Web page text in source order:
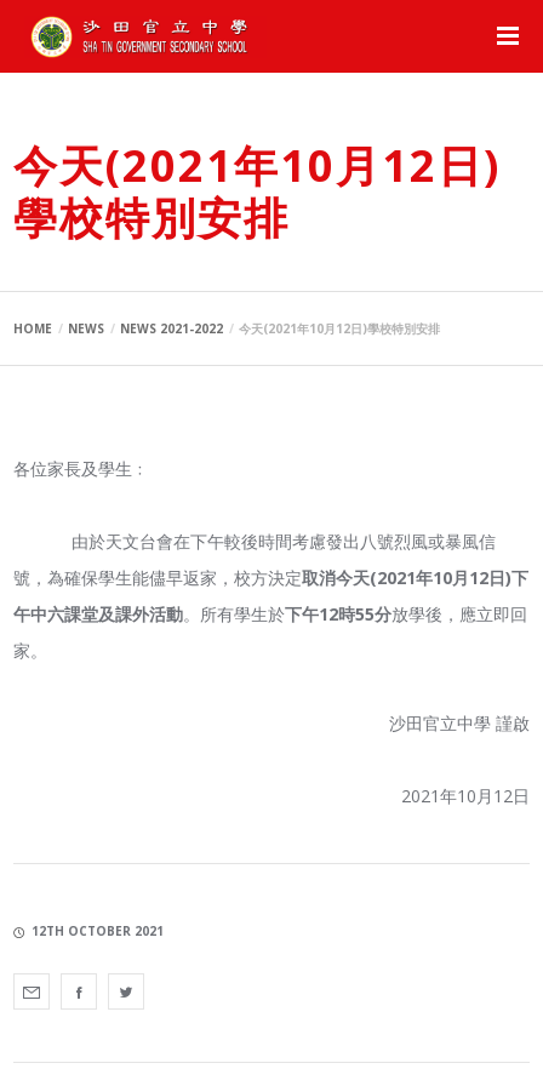
今天(2021年10月12日)
學校特別安排
HOME NEWS NEWS 2021-2022 今天(2021年10月12日)學校特別安排
各位家長及學生﹕
由於天文台會在下午較後時間考慮發出八號烈風或暴風信
號，為確保學生能儘早返家，校方決定取消今天(2021年10月12日)下
午中六課堂及課外活動。所有學生於下午12時55分放學後，應立即回
家。
沙田官立中學 謹啟
2021年10月12日
12TH OCTOBER 2021